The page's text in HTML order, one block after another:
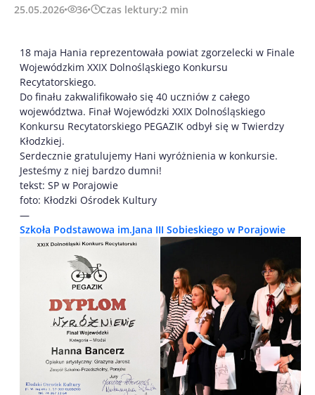
25.05.2026 36 Czas lektury:2 min
18 maja Hania reprezentowała powiat zgorzelecki w Finale
Wojewódzkim XXIX Dolnośląskiego Konkursu
Recytatorskiego.
Do finału zakwalifikowało się 40 uczniów z całego
województwa. Finał Wojewódzki XXIX Dolnośląskiego
Konkursu Recytatorskiego PEGAZIK odbył się w Twierdzy
Kłodzkiej.
Serdecznie gratulujemy Hani wyróżnienia w konkursie.
Jesteśmy z niej bardzo dumni!
tekst: SP w Porajowie
foto: Kłodzki Ośrodek Kultury
—
Szkoła Podstawowa im.Jana III Sobieskiego w Porajowie